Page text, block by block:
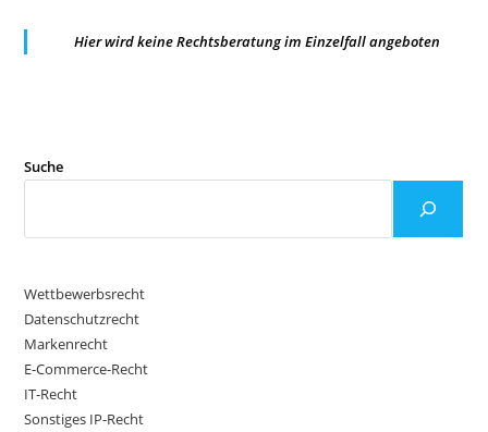
Hier wird keine Rechtsberatung im Einzelfall angeboten
Suche
Wettbewerbsrecht
Datenschutzrecht
Markenrecht
E-Commerce-Recht
IT-Recht
Sonstiges IP-Recht